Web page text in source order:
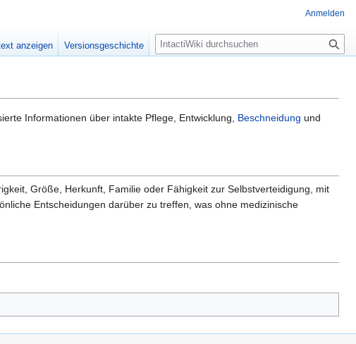
Informationen über intakte Pflege, Entwicklung, Beschneidung und
Größe, Herkunft, Familie oder Fähigkeit zur Selbstverteidigung, mit
Entscheidungen darüber zu treffen, was ohne medizinische
Anmelden
anzeigen Versionsgeschichte
S
u
e